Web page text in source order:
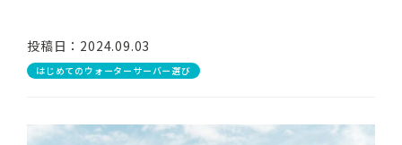
投稿日：2024.09.03
はじめてのウォーターサーバー選び